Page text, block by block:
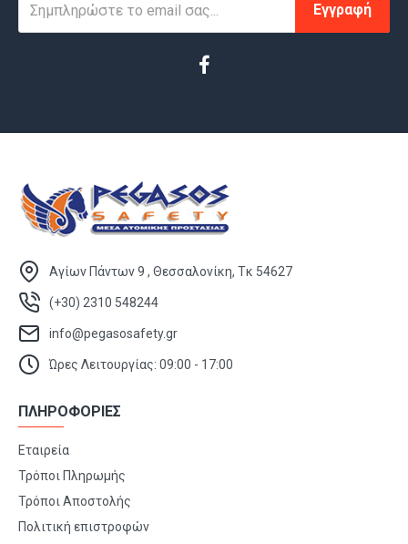
Εγγραφή
Αγίων Πάντων 9 , Θεσσαλονίκη, Τκ 54627
(+30) 2310 548244
info@pegasosafety.gr
Ώρες Λειτουργίας: 09:00 - 17:00
ΠΛΗΡΟΦΟΡΙΕΣ
Εταιρεία
Τρόποι Πληρωμής
Τρόποι Αποστολής
Πολιτική επιστροφών